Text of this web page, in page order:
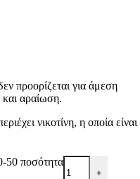
προορίζεται για άμεση
και αραίωση.
νικοτίνη, η οποία είναι
50 ποσότητα
+